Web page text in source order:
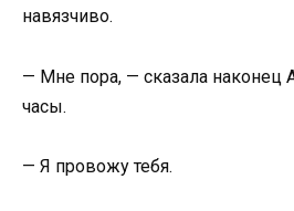
навязчиво.
— Мне пора, — сказала наконец
часы.
— Я провожу тебя.